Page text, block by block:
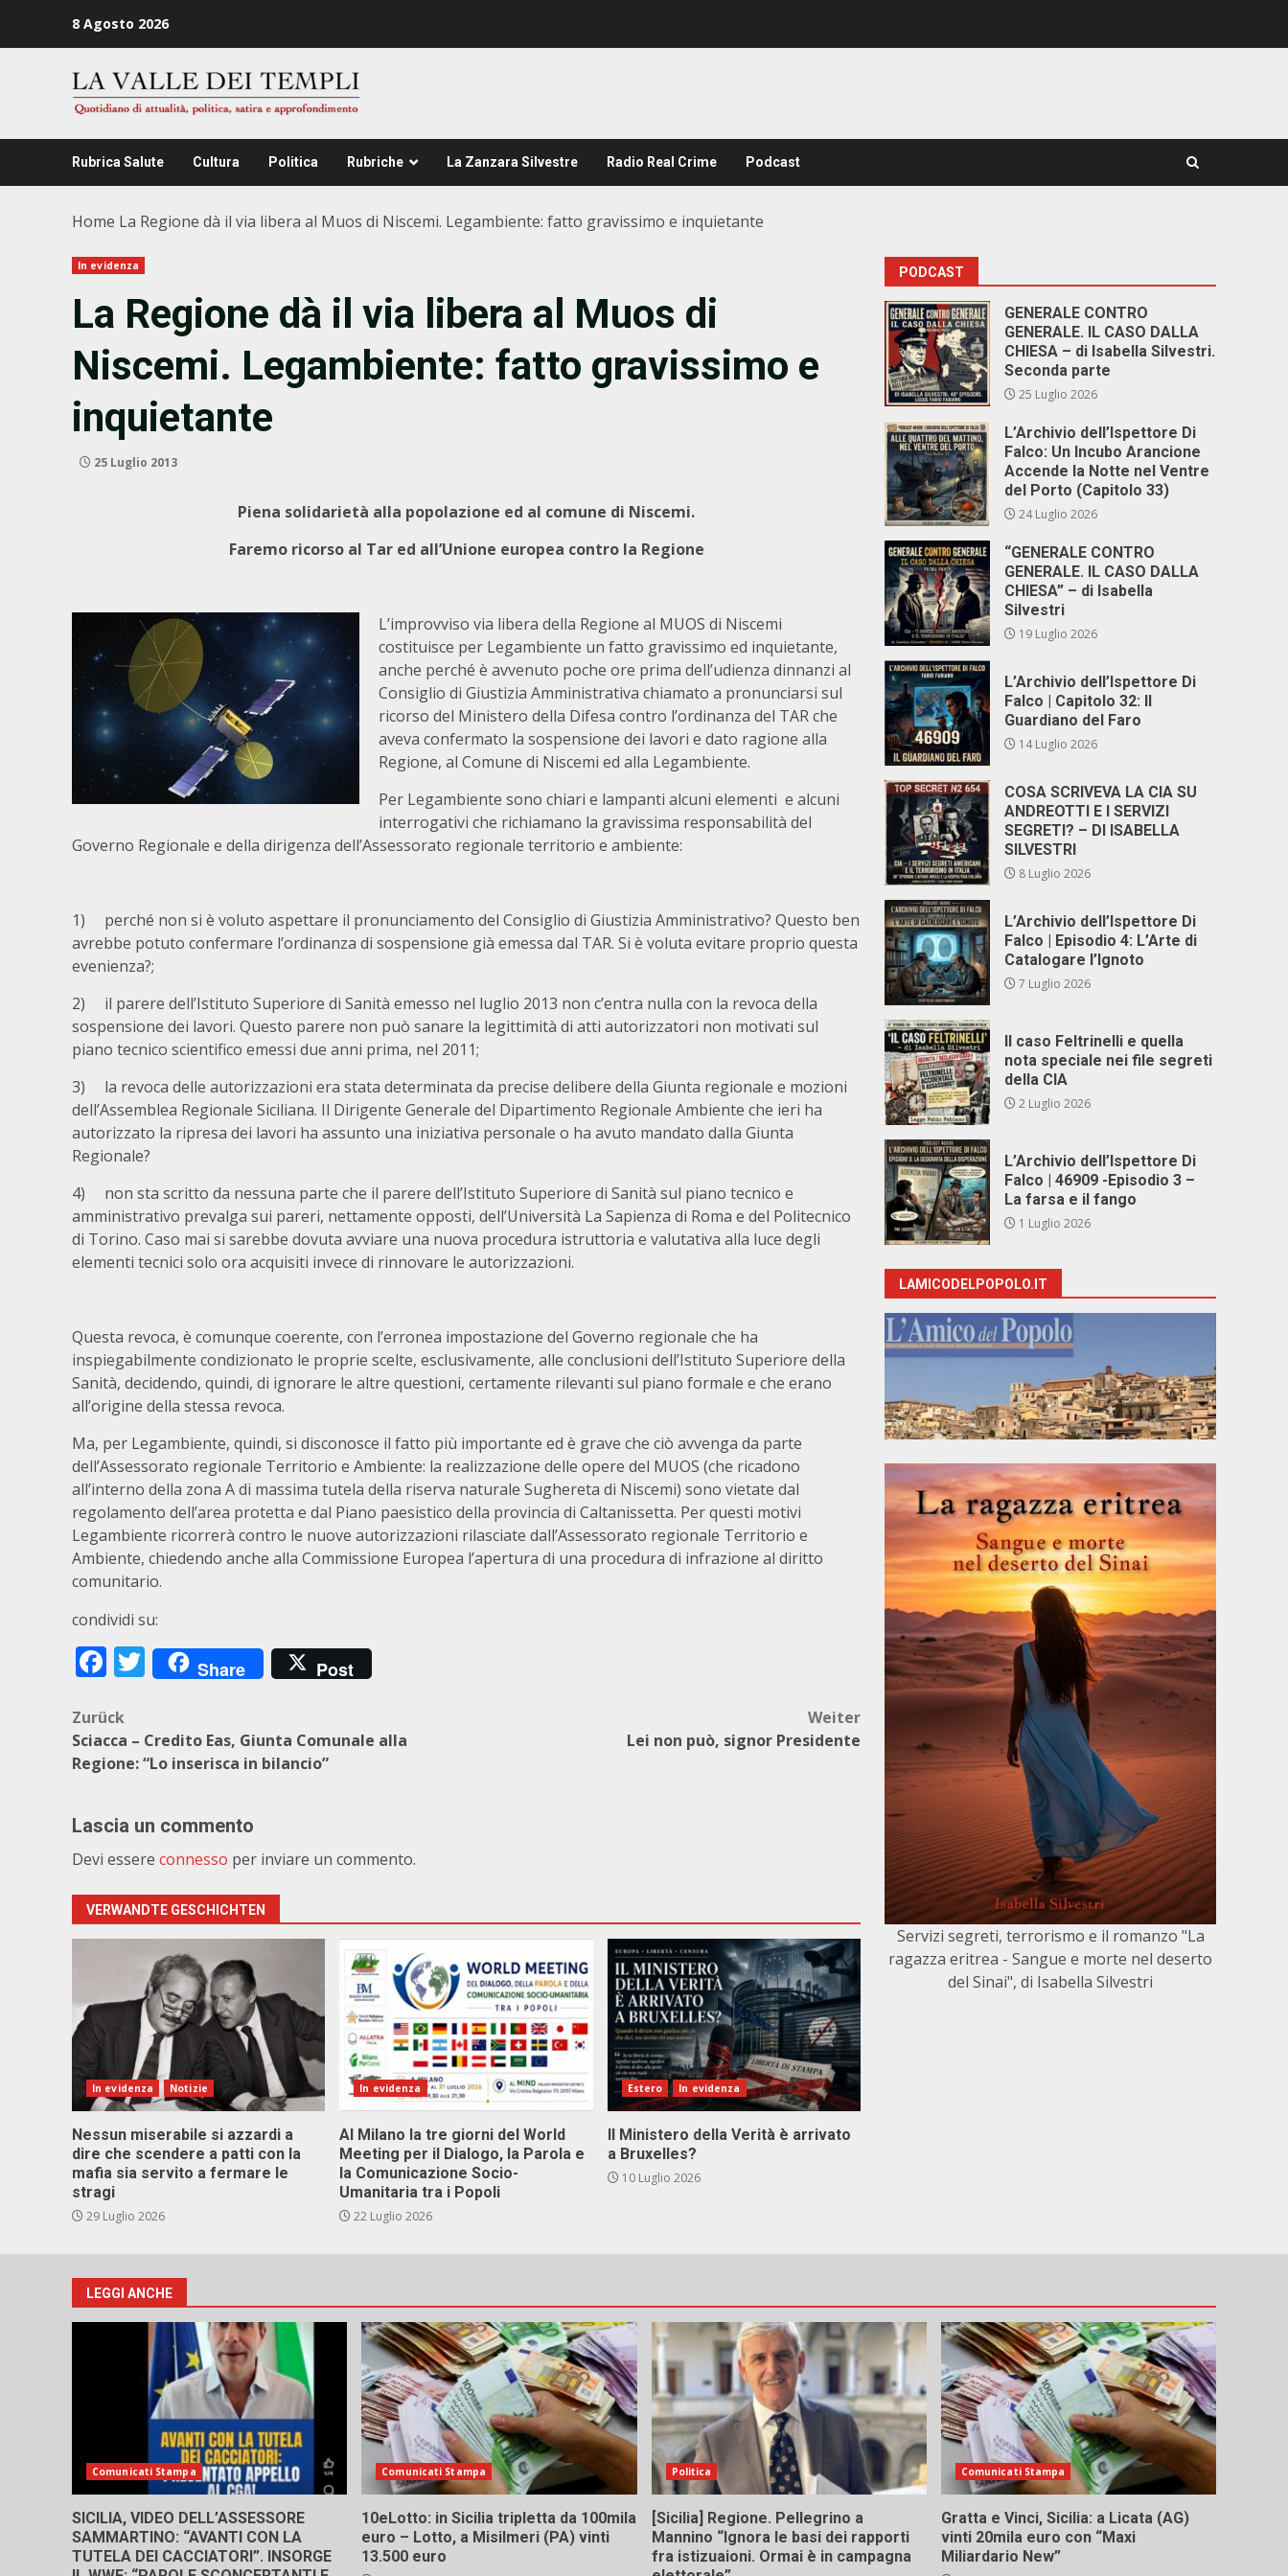
8 Agosto 2026
Rubrica Salute Cultura Politica Rubriche La Zanzara Silvestre Radio Real Crime Podcast
Home La Regione dà il via libera al Muos di Niscemi. Legambiente: fatto gravissimo e inquietante
In evidenza
La Regione dà il via libera al Muos di
Niscemi. Legambiente: fatto gravissimo e
inquietante
25 Luglio 2013
Piena solidarietà alla popolazione ed al comune di Niscemi.
Faremo ricorso al Tar ed all’Unione europea contro la Regione
L’improvviso via libera della Regione al MUOS di Niscemi
costituisce per Legambiente un fatto gravissimo ed inquietante,
anche perché è avvenuto poche ore prima dell’udienza dinnanzi al
Consiglio di Giustizia Amministrativa chiamato a pronunciarsi sul
ricorso del Ministero della Difesa contro l’ordinanza del TAR che
aveva confermato la sospensione dei lavori e dato ragione alla
Regione, al Comune di Niscemi ed alla Legambiente.
Per Legambiente sono chiari e lampanti alcuni elementi e alcuni
interrogativi che richiamano la gravissima responsabilità del
Governo Regionale e della dirigenza dell’Assessorato regionale territorio e ambiente:
1) perché non si è voluto aspettare il pronunciamento del Consiglio di Giustizia Amministrativo? Questo ben
avrebbe potuto confermare l’ordinanza di sospensione già emessa dal TAR. Si è voluta evitare proprio questa
evenienza?;
2) il parere dell’Istituto Superiore di Sanità emesso nel luglio 2013 non c’entra nulla con la revoca della
sospensione dei lavori. Questo parere non può sanare la legittimità di atti autorizzatori non motivati sul
piano tecnico scientifico emessi due anni prima, nel 2011;
3) la revoca delle autorizzazioni era stata determinata da precise delibere della Giunta regionale e mozioni
dell’Assemblea Regionale Siciliana. Il Dirigente Generale del Dipartimento Regionale Ambiente che ieri ha
autorizzato la ripresa dei lavori ha assunto una iniziativa personale o ha avuto mandato dalla Giunta
Regionale?
4) non sta scritto da nessuna parte che il parere dell’Istituto Superiore di Sanità sul piano tecnico e
amministrativo prevalga sui pareri, nettamente opposti, dell’Università La Sapienza di Roma e del Politecnico
di Torino. Caso mai si sarebbe dovuta avviare una nuova procedura istruttoria e valutativa alla luce degli
elementi tecnici solo ora acquisiti invece di rinnovare le autorizzazioni.
Questa revoca, è comunque coerente, con l’erronea impostazione del Governo regionale che ha
inspiegabilmente condizionato le proprie scelte, esclusivamente, alle conclusioni dell’Istituto Superiore della
Sanità, decidendo, quindi, di ignorare le altre questioni, certamente rilevanti sul piano formale e che erano
all’origine della stessa revoca.
Ma, per Legambiente, quindi, si disconosce il fatto più importante ed è grave che ciò avvenga da parte
dell’Assessorato regionale Territorio e Ambiente: la realizzazione delle opere del MUOS (che ricadono
all’interno della zona A di massima tutela della riserva naturale Sughereta di Niscemi) sono vietate dal
regolamento dell’area protetta e dal Piano paesistico della provincia di Caltanissetta. Per questi motivi
Legambiente ricorrerà contro le nuove autorizzazioni rilasciate dall’Assessorato regionale Territorio e
Ambiente, chiedendo anche alla Commissione Europea l’apertura di una procedura di infrazione al diritto
comunitario.
condividi su:
Facebook
Twitter
Share Post
Beitragsnavigation
Zurück
Sciacca – Credito Eas, Giunta Comunale alla
Regione: “Lo inserisca in bilancio”
Weiter
Lei non può, signor Presidente
Lascia un commento
Devi essere connesso per inviare un commento.
VERWANDTE GESCHICHTEN
In evidenza Notizie
Nessun miserabile si azzardi a
dire che scendere a patti con la
mafia sia servito a fermare le
stragi
29 Luglio 2026
In evidenza
Al Milano la tre giorni del World
Meeting per il Dialogo, la Parola e
la Comunicazione Socio-
Umanitaria tra i Popoli
22 Luglio 2026
Estero In evidenza
Il Ministero della Verità è arrivato
a Bruxelles?
10 Luglio 2026
PODCAST
GENERALE CONTRO
GENERALE. IL CASO DALLA
CHIESA – di Isabella Silvestri.
Seconda parte
25 Luglio 2026
L’Archivio dell’Ispettore Di
Falco: Un Incubo Arancione
Accende la Notte nel Ventre
del Porto (Capitolo 33)
24 Luglio 2026
“GENERALE CONTRO
GENERALE. IL CASO DALLA
CHIESA” – di Isabella
Silvestri
19 Luglio 2026
L’Archivio dell’Ispettore Di
Falco | Capitolo 32: Il
Guardiano del Faro
14 Luglio 2026
COSA SCRIVEVA LA CIA SU
ANDREOTTI E I SERVIZI
SEGRETI? – DI ISABELLA
SILVESTRI
8 Luglio 2026
L’Archivio dell’Ispettore Di
Falco | Episodio 4: L’Arte di
Catalogare l’Ignoto
7 Luglio 2026
Il caso Feltrinelli e quella
nota speciale nei file segreti
della CIA
2 Luglio 2026
L’Archivio dell’Ispettore Di
Falco | 46909 -Episodio 3 –
La farsa e il fango
1 Luglio 2026
LAMICODELPOPOLO.IT
Servizi segreti, terrorismo e il romanzo "La
ragazza eritrea - Sangue e morte nel deserto
del Sinai", di Isabella Silvestri
LEGGI ANCHE
Comunicati Stampa
SICILIA, VIDEO DELL’ASSESSORE
SAMMARTINO: “AVANTI CON LA
TUTELA DEI CACCIATORI”. INSORGE
Comunicati Stampa
10eLotto: in Sicilia tripletta da 100mila
euro – Lotto, a Misilmeri (PA) vinti
13.500 euro
Politica
[Sicilia] Regione. Pellegrino a
Mannino “Ignora le basi dei rapporti
fra istizuaioni. Ormai è in campagna
Comunicati Stampa
Gratta e Vinci, Sicilia: a Licata (AG)
vinti 20mila euro con “Maxi
Miliardario New”